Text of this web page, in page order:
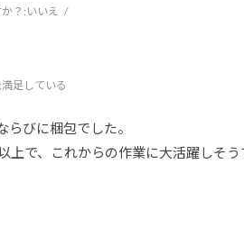
？: いいえ
:満足している
びに梱包でした。
で、これからの作業に大活躍しそう